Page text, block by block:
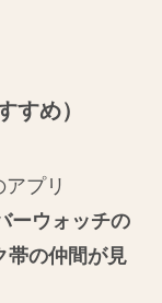
すめ）
プリ
ーウォッチの
帯の仲間が見